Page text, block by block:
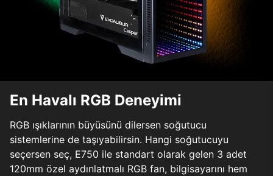
En Havalı RGB Deneyimi
RGB ışıklarının büyüsünü dilersen soğutucu
sistemlerine de taşıyabilirsin. Hangi soğutucuyu
seçersen seç, E750 ile standart olarak gelen 3 adet
120mm özel aydınlatmalı RGB fan, bilgisayarını hem